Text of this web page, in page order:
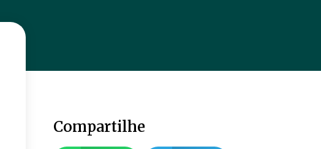
Compartilhe